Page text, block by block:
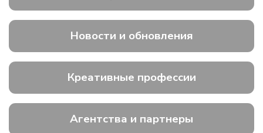
Новости и обновления
Креативные профессии
Агентства и партнеры